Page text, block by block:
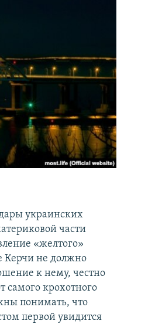
украинских
части
«желтого»
Керчи не должно
к нему, честно
самого крохотного
понимать, что
первой увидится